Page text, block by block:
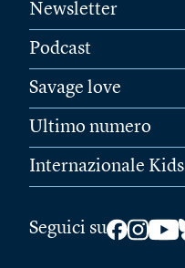
Newsletter
Podcast
Savage love
Ultimo numero
Internazionale Kids
Seguici su